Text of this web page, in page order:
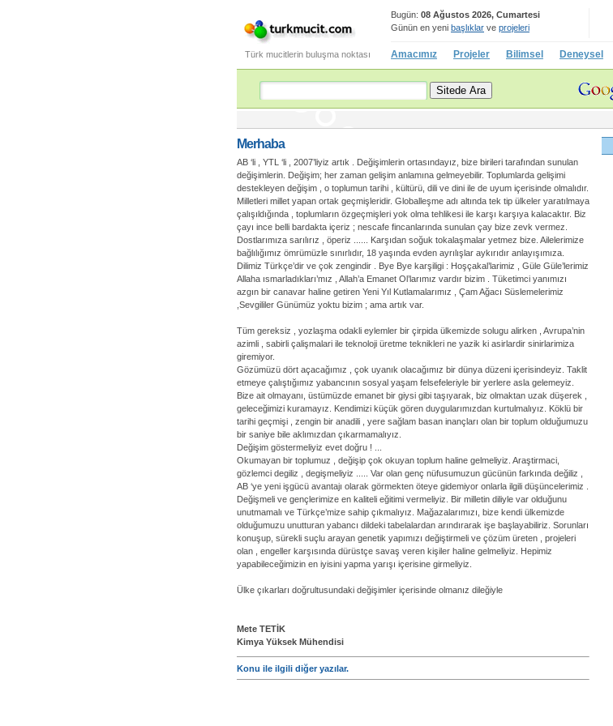
Bugün: 08 Ağustos 2026, Cumartesi
Günün en yeni başlıklar ve projeleri
Türk mucitlerin buluşma noktası Amacımız Projeler Bilimsel Deneysel
Merhaba
AB ‘li , YTL ‘li , 2007’liyiz artık . Değişimlerin ortasındayız, bize birileri tarafından sunulan
değişimlerin. Değişim; her zaman gelişim anlamına gelmeyebilir. Toplumlarda gelişimi
destekleyen değişim , o toplumun tarihi , kültürü, dili ve dini ile de uyum içerisinde olmalıdır.
Milletleri millet yapan ortak geçmişleridir. Globalleşme adı altında tek tip ülkeler yaratılmaya
çalışıldığında , toplumların özgeçmişleri yok olma tehlikesi ile karşı karşıya kalacaktır. Biz
çayı ince belli bardakta içeriz ; nescafe fincanlarında sunulan çay bize zevk vermez.
Dostlarımıza sarılırız , öperiz ...... Karşıdan soğuk tokalaşmalar yetmez bize. Ailelerimize
bağlılığımız ömrümüzle sınırlıdır, 18 yaşında evden ayrılışlar aykırıdır anlayışımıza.
Dilimiz Türkçe’dir ve çok zengindir . Bye Bye karşiligi : Hoşçakal’larimiz , Güle Güle’lerimiz
Allaha ısmarladıkları’mız , Allah’a Emanet Ol’larımız vardır bizim . Tüketimci yanımızı
azgın bir canavar haline getiren Yeni Yıl Kutlamalarımız , Çam Ağacı Süslemelerimiz
,Sevgililer Günümüz yoktu bizim ; ama artık var.
Tüm gereksiz , yozlaşma odakli eylemler bir çirpida ülkemizde solugu alirken , Avrupa’nin
azimli , sabirli çalişmalari ile teknoloji üretme teknikleri ne yazik ki asirlardir sinirlarimiza
giremiyor.
Gözümüzü dört açacağımız , çok uyanık olacağımız bir dünya düzeni içerisindeyiz. Taklit
etmeye çalıştığımız yabancının sosyal yaşam felsefeleriyle bir yerlere asla gelemeyiz.
Bize ait olmayanı, üstümüzde emanet bir giysi gibi taşıyarak, biz olmaktan uzak düşerek ,
geleceğimizi kuramayız. Kendimizi küçük gören duygularımızdan kurtulmalıyız. Köklü bir
tarihi geçmişi , zengin bir anadili , yere sağlam basan inançları olan bir toplum olduğumuzu
bir saniye bile aklımızdan çıkarmamalıyız.
Değişim göstermeliyiz evet doğru ! ...
Okumayan bir toplumuz , değişip çok okuyan toplum haline gelmeliyiz. Araştirmaci,
gözlemci degiliz , degişmeliyiz ..... Var olan genç nüfusumuzun gücünün farkında değiliz ,
AB ‘ye yeni işgücü avantajı olarak görmekten öteye gidemiyor onlarla ilgili düşüncelerimiz .
Değişmeli ve gençlerimize en kaliteli eğitimi vermeliyiz. Bir milletin diliyle var olduğunu
unutmamalı ve Türkçe’mize sahip çıkmalıyız. Mağazalarımızı, bize kendi ülkemizde
olduğumuzu unutturan yabancı dildeki tabelalardan arındırarak işe başlayabiliriz. Sorunları
konuşup, sürekli suçlu arayan genetik yapımızı değiştirmeli ve çözüm üreten , projeleri
olan , engeller karşısında dürüstçe savaş veren kişiler haline gelmeliyiz. Hepimiz
yapabileceğimizin en iyisini yapma yarışı içerisine girmeliyiz.
Ülke çıkarları doğrultusundaki değişimler içerisinde olmanız dileğiyle
Mete TETİK
Kimya Yüksek Mühendisi
Konu ile ilgili diğer yazılar.